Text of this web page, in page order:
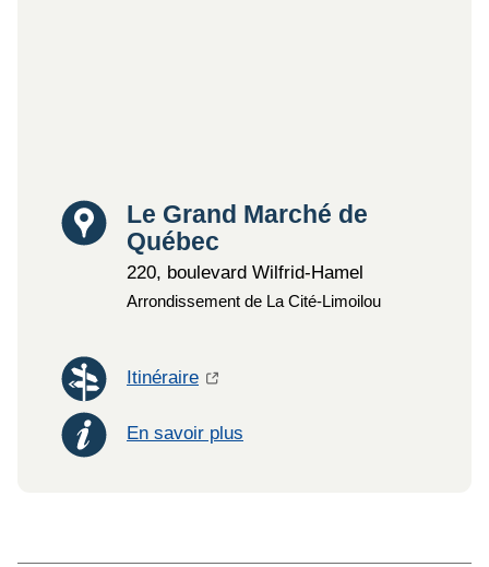
Lieu
Le Grand Marché de
Québec
220, boulevard Wilfrid-Hamel
Arrondissement de La Cité-Limoilou
Itinéraire
En savoir plus